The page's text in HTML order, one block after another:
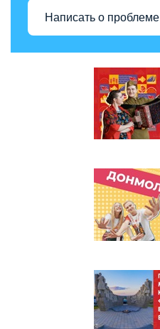
Написать о проблеме